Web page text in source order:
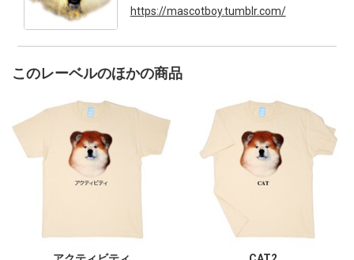
https://mascotboy.tumblr.com/
このレーベルのほかの商品